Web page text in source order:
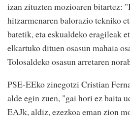
izan zituzten mozioaren bitartez:
hitzarmenaren balorazio tekniko
batetik, eta eskualdeko eragileak
elkartuko dituen osasun mahaia
Tolosaldeko osasun arretaren
PSE-EEko zinegotzi Cristian
alde egin zuen, "gai hori ez baita
EAJk, aldiz, ezezkoa eman zion